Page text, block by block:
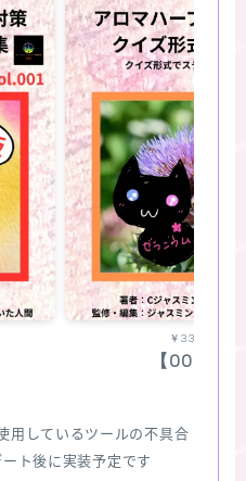
￥330
【002】
用しているツールの不具合
ト後に実装予定です